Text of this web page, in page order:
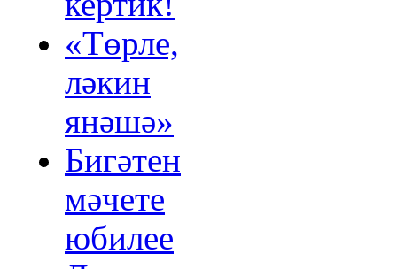
«Төрле,
ләкин
янәшә»
Бигәтен
мәчете
юбилее